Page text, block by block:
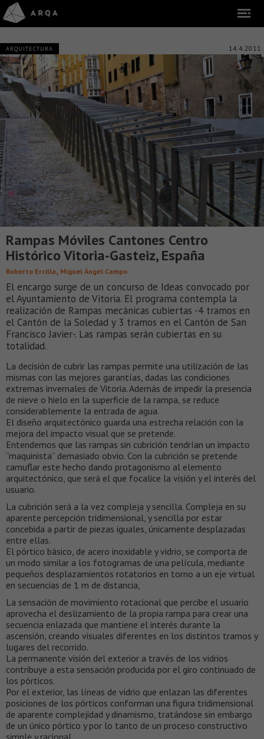
ARQUITECTURA 14.4.2011
Rampas Móviles Cantones Centro
Histórico Vitoria-Gasteiz, España
Roberto Ercilla, Miguel Ángel Campo
El encargo surge de un concurso de Ideas convocado por
el Ayuntamiento de Vitoria. El programa contempla la
realización de Rampas mecánicas cubiertas -4 tramos en
el Cantón de la Soledad y 3 tramos en el Cantón de San
Francisco Javier-. Las rampas serán cubiertas en su
totalidad.
La decisión de cubrir las rampas permite una utilización de las
mismas con las mejores garantías, dadas las condiciones
extremas invernales de Vitoria. Además de impedir la presencia
de nieve o hielo en la superficie de la rampa, se reduce
considerablemente la entrada de agua.
El diseño arquitectónico guarda una estrecha relación con la
mejora del impacto visual que se pretende.
Entendemos que las rampas sin cubrición tendrían un impacto
“maquinista” demasiado obvio. Con la cubrición se pretende
camuflar este hecho dando protagonismo al elemento
arquitectónico, que será el que focalice la visión y el interés del
usuario.
La cubrición será a la vez compleja y sencilla. Compleja en su
aparente percepción tridimensional, y sencilla por estar
concebida a partir de piezas iguales, únicamente desplazadas
entre ellas.
El pórtico básico, de acero inoxidable y vidrio, se comporta de
un modo similar a los fotogramas de una película, mediante
pequeños desplazamientos rotatorios en torno a un eje virtual
en secuencias de 1 m de distancia,
La sensación de movimiento rotacional que percibe el usuario
aprovecha el deslizamiento de la propia rampa para crear una
secuencia enlazada que mantiene el interés durante la
ascensión, creando visuales diferentes en los distintos tramos y
lugares del recorrido.
La permanente visión del exterior a través de los vidrios
contribuye a esta sensación producida por el giro continuado de
los pórticos.
Por el exterior, las líneas de vidrio que enlazan las diferentes
posiciones de los pórticos conforman una figura tridimensional
de aparente complejidad y dinamismo, tratándose sin embargo
de un único pórtico y por lo tanto de un proceso constructivo
simple y racional.